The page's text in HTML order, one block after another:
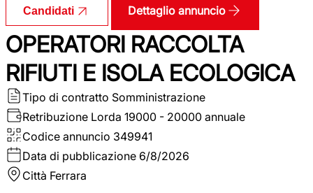
Candidati Dettaglio annuncio
OPERATORI RACCOLTA
RIFIUTI E ISOLA ECOLOGICA
Tipo di contratto Somministrazione
Retribuzione Lorda 19000 - 20000 annuale
Codice annuncio 349941
Data di pubblicazione 6/8/2026
Città Ferrara